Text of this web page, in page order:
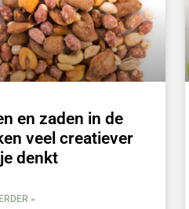
en zaden in de
veel creatiever
denkt
»